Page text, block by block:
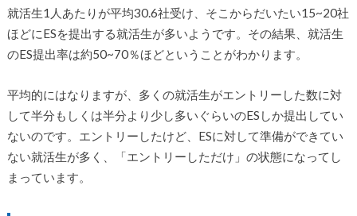
就活生1人あたりが平均30.6社受け、そこからだいたい15~20社
ほどにESを提出する就活生が多いようです。その結果、就活生
のES提出率は約50~70％ほどということがわかります。
平均的にはなりますが、多くの就活生がエントリーした数に対
して半分もしくは半分より少し多いぐらいのESしか提出してい
ないのです。エントリーしたけど、ESに対して準備ができてい
ない就活生が多く、「エントリーしただけ」の状態になってし
まっています。